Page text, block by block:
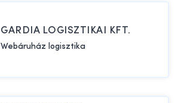
GARDIA LOGISZTIKAI KFT.
Webáruház logisztika